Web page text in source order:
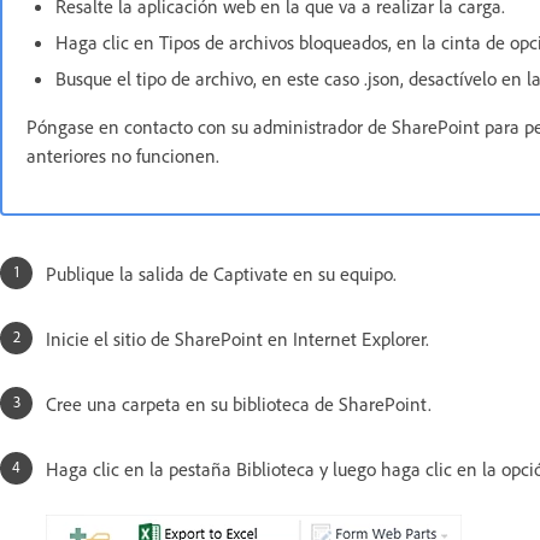
Resalte la aplicación web en la que va a realizar la carga.
Haga clic en Tipos de archivos bloqueados, en la cinta de
Busque el tipo de archivo, en este caso .json, desactívelo en
Póngase en contacto con su administrador de SharePoint para
anteriores no funcionen.
Publique la salida de Captivate en su equipo.
Inicie el sitio de SharePoint en Internet Explorer.
Cree una carpeta en su biblioteca de SharePoint.
Haga clic en la pestaña Biblioteca y luego haga clic en la